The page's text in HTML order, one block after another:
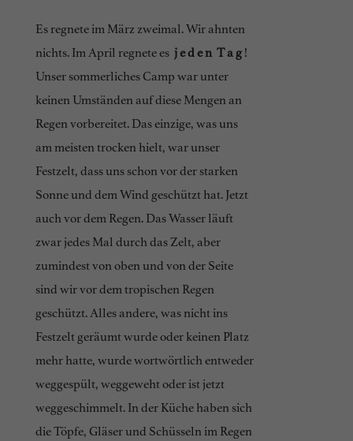
Es regnete im März zweimal. Wir ahnten
nichts. Im April regnete es j e d e n T a g!
Unser sommerliches Camp war unter
keinen Umständen auf diese Mengen an
Regen vorbereitet. Das einzige, was uns
am meisten trocken hielt, war unser
Festzelt, dass uns schon vor der starken
Sonne und dem Wind geschützt hat. Jetzt
auch vor dem Regen. Das Wasser läuft
zwar jedes Mal durch das Zelt, aber
zumindest von oben und von der Seite
sind wir vor dem tropischen Regen
geschützt. Alles andere, was nicht ins
Festzelt geräumt wurde oder keinen Platz
mehr hatte, wurde wortwörtlich entweder
weggespült, weggeweht oder ist jetzt
weggeschimmelt. In der Küche haben sich
die Töpfe, Gläser und Schüsseln im Regen